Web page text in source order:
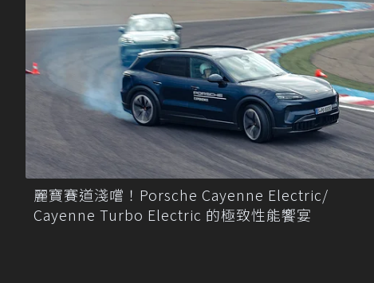
麗寶賽道淺嚐！Porsche Cayenne Electric/
Cayenne Turbo Electric 的極致性能饗宴